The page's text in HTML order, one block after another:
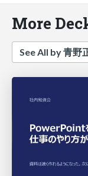
More
See All by 青野